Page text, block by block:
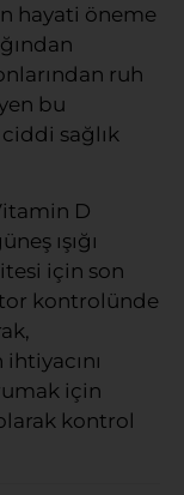
hayati öneme
ruh
bu
sağlık
D
ışığı
için son
kontrolünde
için
kontrol